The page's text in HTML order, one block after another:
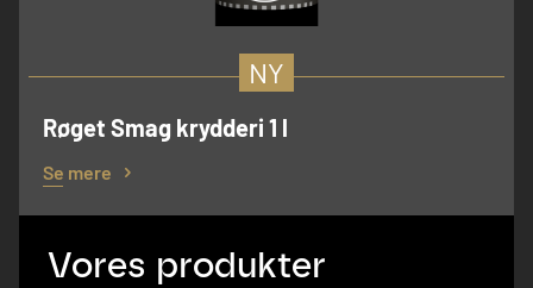
Vores produkter
NY
Røget Smag krydderi 1 l
Se mere